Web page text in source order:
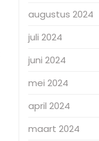
augustus 2024
juli 2024
juni 2024
mei 2024
april 2024
maart 2024